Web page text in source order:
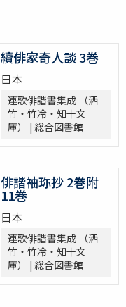
續俳家奇人談 3巻
日本
連歌俳諧書集成 （洒
竹・竹冷・知十文
庫） | 総合図書館
俳諧袖珎抄 2巻附
11巻
日本
連歌俳諧書集成 （洒
竹・竹冷・知十文
庫） | 総合図書館